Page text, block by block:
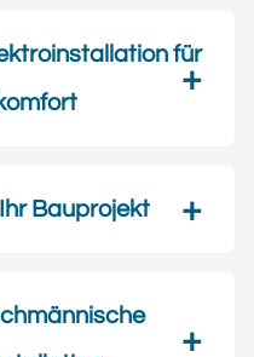
für
Bauprojekt